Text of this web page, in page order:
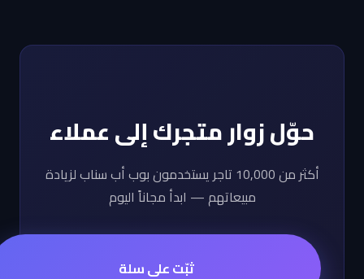
حوّل زوار متجرك إلى عملاء
أكثر من 10,000 تاجر يستخدمون بوب أب سناب لزيادة
مبيعاتهم — ابدأ مجاناً اليوم
ثبّت على سلة